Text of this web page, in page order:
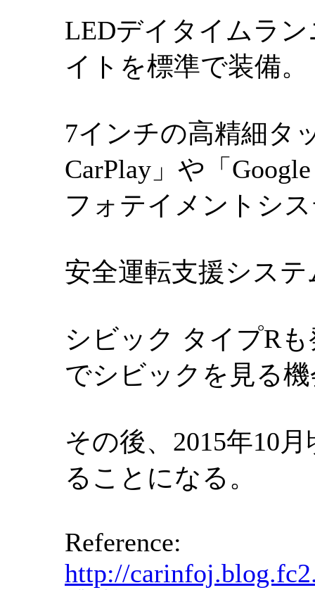
LEDデイタイムラ
イトを標準で装備。
7インチの高精細タ
CarPlay」や「
フォテイメントシ
安全運転支援システ
シビック タイプR
でシビックを見る
その後、2015年10
ることになる。
Reference:
http://